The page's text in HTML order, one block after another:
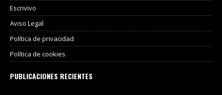
Escrivivo
Aviso Legal
Política de privacidad
Política de cookies
PUBLICACIONES RECIENTES